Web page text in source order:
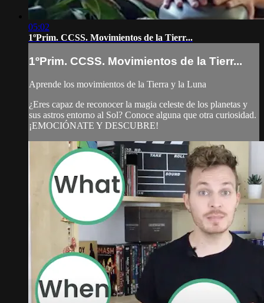
05:02
1ºPrim. CCSS. Movimientos de la Tierr...
1ºPrim. CCSS. Movimientos de la Tierr...
Aprende los movimientos de la Tierra y la Luna
¿Eres capaz de reconocer la magia celeste de los planetas y
sus astros entorno al Sol? Conoce alguna que otra curiosidad.
¡EMOCIÓNATE Y DESCUBRE!